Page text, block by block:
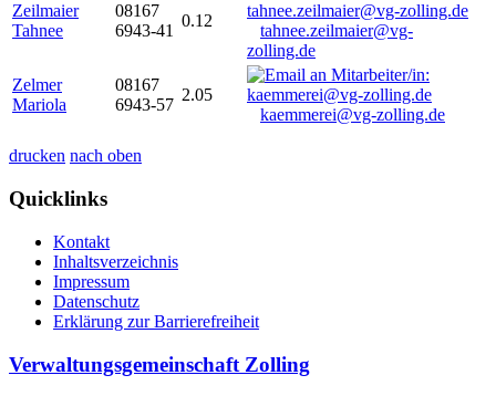
Zeilmaier
Tahnee
08167
6943-41
0.12
tahnee.zeilmaier@vg-
zolling.de
Zelmer
Mariola
08167
6943-57
2.05
kaemmerei@vg-zolling.de
drucken nach oben
Quicklinks
Kontakt
Inhaltsverzeichnis
Impressum
Datenschutz
Erklärung zur Barrierefreiheit
Verwaltungsgemeinschaft Zolling